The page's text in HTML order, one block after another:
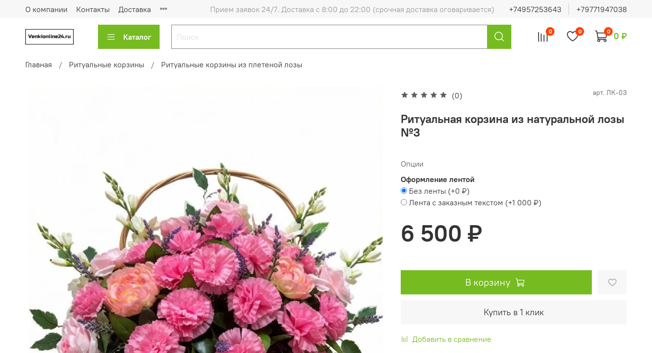
О компании Контакты Доставка Прием заявок 24/7. Доставка с 8:00 до 22:00 (срочная доставка оговаривается) +74957253643 +79771947038
Каталог
0 0 0 0 ₽
Главная Ритуальные корзины Ритуальные корзины из плетеной лозы
(0) арт. ЛК-03
Ритуальная корзина из натуральной лозы
№3
Опции
Оформление лентой
Без ленты (+0 ₽)
Лента с заказным текстом (+1 000 ₽)
6 500 ₽
В корзину
Купить в 1 клик
Добавить в сравнение